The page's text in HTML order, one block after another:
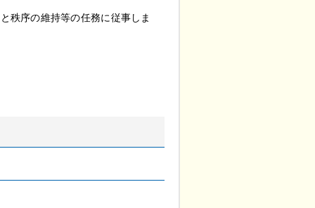
秩序の維持等の任務に従事しま